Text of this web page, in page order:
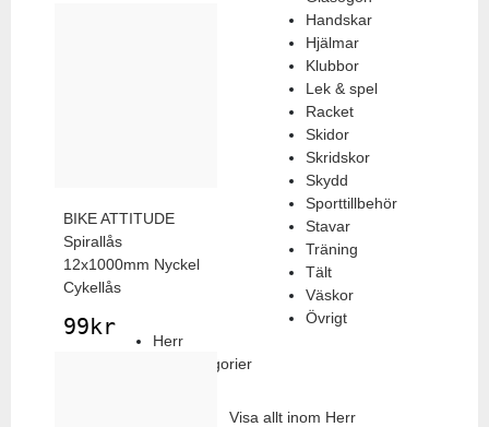
Handskar
Hjälmar
Klubbor
Lek & spel
Racket
Skidor
Skridskor
Skydd
Sporttillbehör
Stavar
Träning
Tält
Väskor
Övrigt
Herr
Alla kategorier
Visa allt inom Herr
BIKE ATTITUDE
Spirallås
12x1000mm Nyckel
Cykellås
99kr